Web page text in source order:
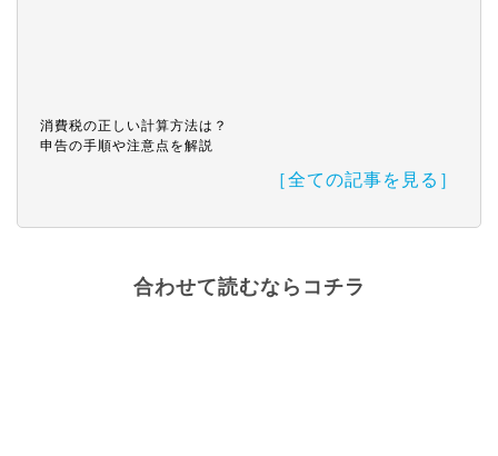
消費税の正しい計算方法は？
申告の手順や注意点を解説
［全ての記事を見る］
合わせて読むならコチラ